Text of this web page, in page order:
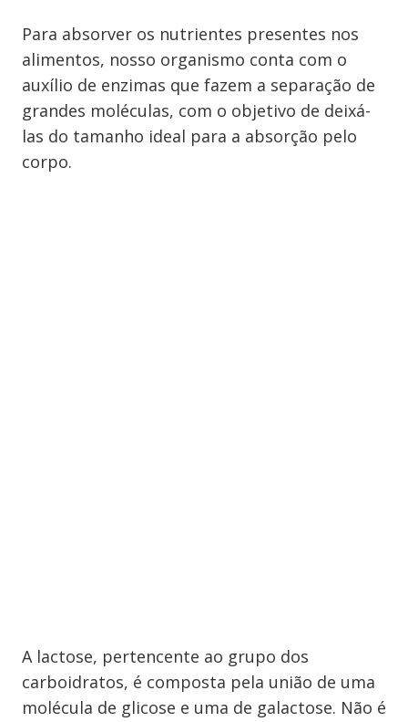
Para absorver os nutrientes presentes nos
alimentos, nosso organismo conta com o
auxílio de enzimas que fazem a separação de
grandes moléculas, com o objetivo de deixá-
las do tamanho ideal para a absorção pelo
corpo.
A lactose, pertencente ao grupo dos
carboidratos, é composta pela união de uma
molécula de glicose e uma de galactose. Não é